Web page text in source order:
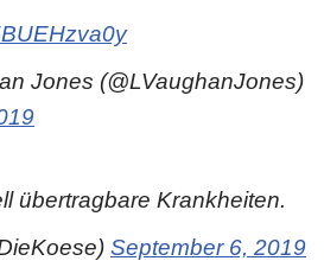
Jones (@LVaughanJones)
übertragbare Krankheiten.
September 6, 2019